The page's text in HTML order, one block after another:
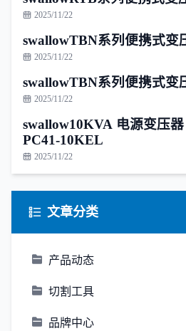
2025/11/22
swallowTBN系列便携式变
2025/11/22
swallowTBN系列便携式变
2025/11/22
swallow10KVA 电源变压器
PC41-10KEL
2025/11/22
文章分类
产品动态
切割工具
品牌中心